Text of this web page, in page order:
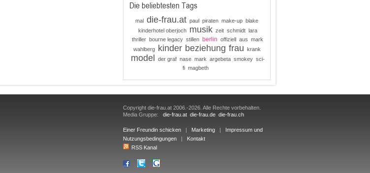
Die beliebtesten Tags
mal die-frau.at paul piraten make-up blake
kinderhotel oberjoch
musik zeit schmidt lara
thriller bourne legacy stillen berlin offiziell aus mark
wahlberg
kinder beziehung frau krank
model der graf nase mark argebeta smokey sci-
fi magbeth
Copyright die-frau.at 2006.-2026. Alle Rechte vorbehalten.
Media Gruppe: die-frau.at die-frau.de die-frau.ch
Einer Freundin schicken | Marketing | Impressum und
Nutzungsbedingungen | Kontakt
RSS Kanal